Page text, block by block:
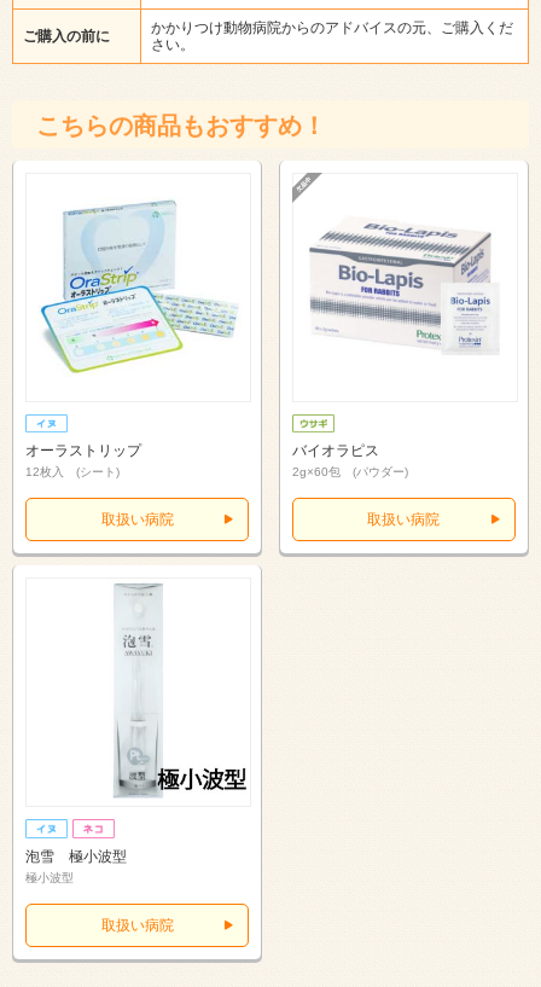
ご購入の前に
かかりつけ動物病院からのアドバイスの元、ご購入くだ
さい。
こちらの商品もおすすめ！
オーラストリップ
12枚入 (シート)
取扱い病院
バイオラピス
2g×60包 (パウダー)
取扱い病院
泡雪 極小波型
極小波型
取扱い病院